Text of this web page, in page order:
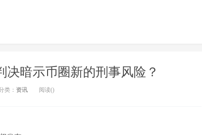
决暗示币圈新的刑事风险？
类： 资讯 阅读()